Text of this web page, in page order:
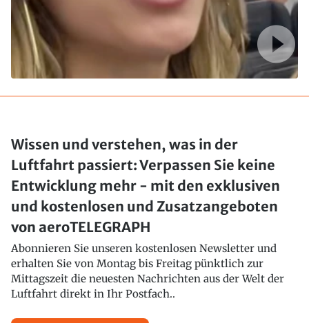
Wissen und verstehen, was in der
Luftfahrt passiert: Verpassen Sie keine
Entwicklung mehr - mit den exklusiven
und kostenlosen und Zusatzangeboten
von aeroTELEGRAPH
Abonnieren Sie unseren kostenlosen Newsletter und
erhalten Sie von Montag bis Freitag pünktlich zur
Mittagszeit die neuesten Nachrichten aus der Welt der
Luftfahrt direkt in Ihr Postfach..